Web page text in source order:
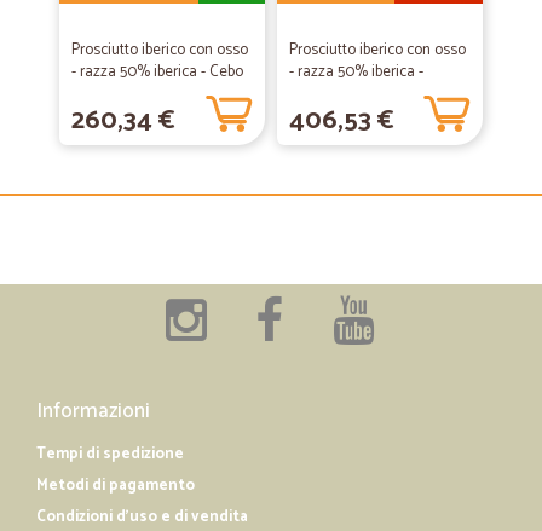
Prosciutto iberico con osso
- razza 50% iberica - Cebo
260,34 €
Prosciutto iberico con osso
- razza 50% iberica -
406,53 €
Informazioni
Tempi di spedizione
Metodi di pagamento
Condizioni d'uso e di vendita